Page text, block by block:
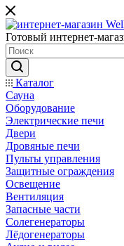
Готовый интернет-
Каталог
Сауна
Оборудование
Электрические печи
Двери
Дровяные печи
Пульты управления
Защитные ограждения
Освещение
Вентиляция
Запасные части
Солегенераторы
Лёдогенераторы